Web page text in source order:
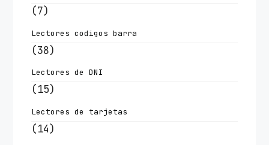
(7)
Lectores codigos barra
(38)
Lectores de DNI
(15)
Lectores de tarjetas
(14)